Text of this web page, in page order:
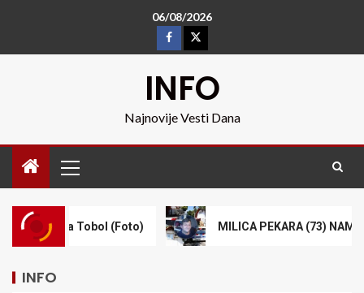
06/08/2026
INFO
Najnovije Vesti Dana
MILICA PEKARA (73) NAMAMILA ZBOG
INFO